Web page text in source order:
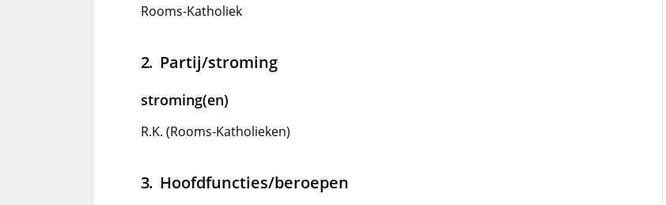
Rooms-Katholiek
Partij/stroming
stroming(en)
R.K. (Rooms-Katholieken)
Hoofdfuncties/beroepen